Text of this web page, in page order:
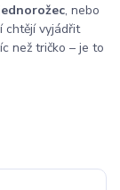
, nebo
chtějí vyjádřit
než tričko – je to